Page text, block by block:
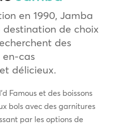
en 1990, Jamba
destination de choix
des
en-cas
délicieux.
Famous et des boissons
bols avec des garnitures
par les options de